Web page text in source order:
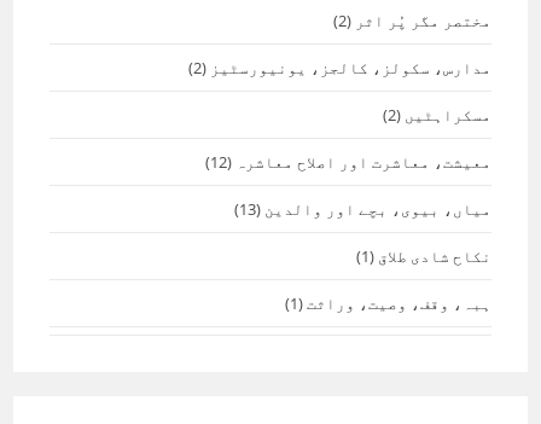
مختصر مگر پُر اثر (2)
مدارس، سکولز، کالجز، یونیورسٹیز (2)
مسکراہٹیں (2)
معیشت، معاشرت اور اصلاح معاشرہ (12)
میاں، بیوی، بچے اور والدین (13)
نکاح شادی طلاق (1)
ہبہ، وقف، وصیت، وراثت(1)